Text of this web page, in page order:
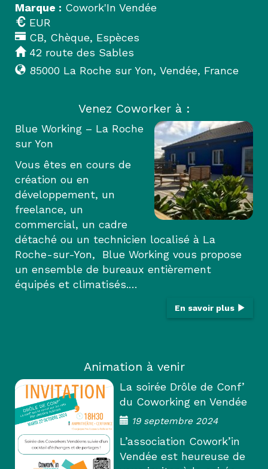
Marque : Cowork'In Vendée
EUR
CB, Chèque, Espèces
42 route des Sables
85000 La Roche sur Yon, Vendée, France
Venez Coworker à :
Blue Working – La Roche
sur Yon
Vous êtes en cours de
création ou en
développement, un
freelance, un
commercial, un cadre
détaché ou un technicien localisé à La
Roche-sur-Yon, Blue Working vous propose
un ensemble de bureaux entièrement
équipés et climatisés.…
En savoir plus
Animation à venir
La soirée Drôle de Conf’
du Coworking en Vendée
19 septembre 2024
L’association Cowork’in
Vendée est heureuse de